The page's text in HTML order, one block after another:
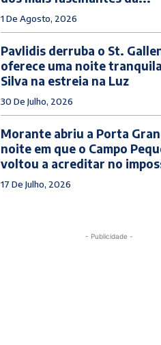
1 De Agosto, 2026
Pavlidis derruba o St.
oferece uma noite
Silva na estreia na Luz
30 De Julho, 2026
Morante abriu a Porta
noite em que o Campo
voltou a acreditar no
17 De Julho, 2026
- Publicidade -